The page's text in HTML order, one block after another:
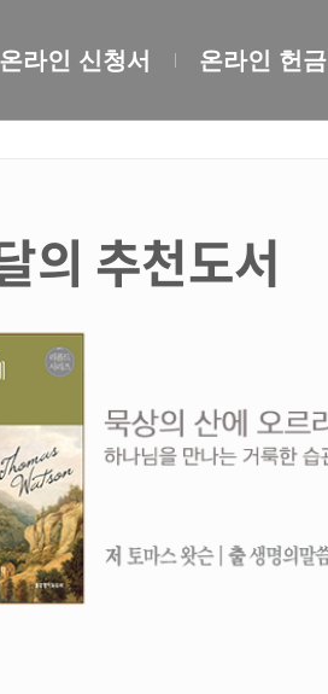
온라인 신청서 온라인 헌금
의 추천도서